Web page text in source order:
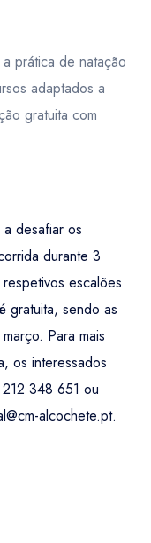
prática de natação
adaptados a
gratuita com
desafiar os
durante 3
escalões
gratuita, sendo as
Para mais
os interessados
348 651 ou
alcochete.pt.